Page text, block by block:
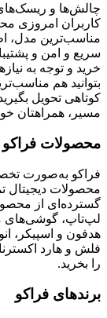
چالش‌ها و ریسک‌های
کاربران امروزی
مناسب‌ترین مدل،
سریع و امن و
خرید و توجه به
بتوانید هم
کوتاهی تحویل
مسیر، همراهتان
محصولات فراکو
فراکو به‌صورت
محصولات دیجیتال
گسترده‌ای از
لپ‌تاپ، گوشی‌های
هدفون و اسپیکر،
فلش و هارد
را بخرید.
برندهای فراکو